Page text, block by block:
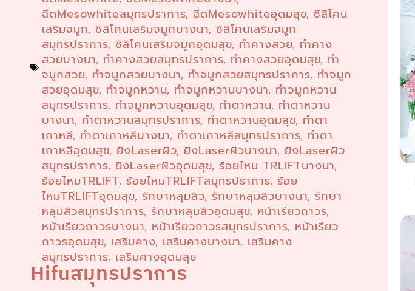
ฉีดMesowhiteสมุทรปราการ,ฉีดMesowhiteอุดมสุข,ซิลิโคน
เสริมจมูก,ซิลิโคนเสริมจมูกบางนา,ซิลิโคนเสริมจมูก
สมุทรปราการ,ซิลิโคนเสริมจมูกอุดมสุข, ทำคางสวย, ทำคาง
สวยบางนา, ทำคางสวยสมุทรปราการ, ทำคางสวยอุดมสุข, ทำ
จมูกสวย, ทำจมูกสวยบางนา, ทำจมูกสวยสมุทรปราการ, ทำจมูก
สวยอุดมสุข, ทำจมูกหวาน, ทำจมูกหวานบางนา, ทำจมูกหวาน
สมุทรปราการ, ทำจมูกหวานอุดมสุข, ทำตาหวาน, ทำตาหวาน
บางนา, ทำตาหวานสมุทรปราการ, ทำตาหวานอุดมสุข, ทำตา
เกาหลี, ทำตาเกาหลีบางนา, ทำตาเกาหลีสมุทรปราการ, ทำตา
เกาหลีอุดมสุข, ยิงLaserผิว, ยิงLaserผิวบางนา, ยิงLaserผิว
สมุทรปราการ, ยิงLaserผิวอุดมสุข, ร้อยไหม TRLIFTบางนา,
ร้อยไหมTRLIFT, ร้อยไหมTRLIFTสมุทรปราการ, ร้อย
ไหมTRLIFTอุดมสุข, รักษาหลุมสิว, รักษาหลุมสิวบางนา, รักษา
หลุมสิวสมุทรปราการ, รักษาหลุมสิวอุดมสุข, หน้าเรียวถาวร,
หน้าเรียวถาวรบางนา, หน้าเรียวถาวรสมุทรปราการ, หน้าเรียว
ถาวรอุดมสุข, เสริมคาง, เสริมคางบางนา, เสริมคาง
สมุทรปราการ, เสริมคางอุดมสุข
Hifuสมุทรปราการ